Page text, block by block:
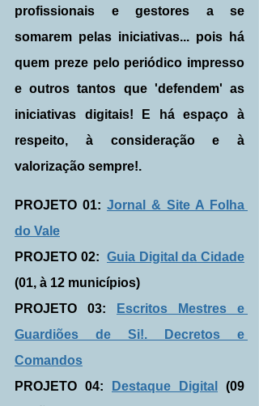
profissionais e gestores a se
somarem pelas iniciativas... pois há
quem preze pelo periódico impresso
e outros tantos que 'defendem' as
iniciativas digitais! E há espaço à
respeito, à consideração e à
valorização sempre!.
PROJETO 01: Jornal & Site A Folha
do Vale
PROJETO 02: Guia Digital da Cidade
(01, à 12 municípios)
PROJETO 03:
Escritos Mestres e
Guardiões de Si!. Decretos e
Comandos
PROJETO 04:
Destaque Digital
(09